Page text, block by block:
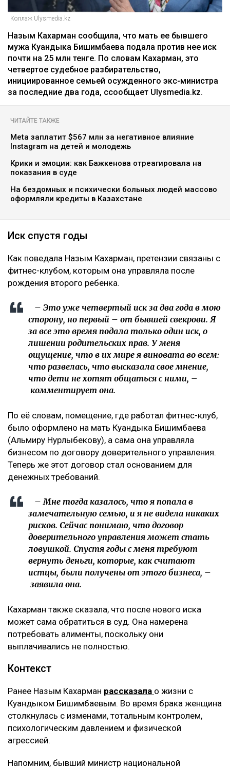
Коллаж Ulysmedia.kz
Назым Кахарман сообщила, что мать ее бывшего
мужа Куандыка Бишимбаева подала против нее иск
почти на 25 млн тенге. По словам Кахарман, это
четвертое судебное разбирательство,
инициированное семьей осужденного экс-министра
за последние два года, ссообщает Ulysmedia.kz.
ЧИТАЙТЕ ТАКЖЕ
Meta заплатит $567 млн за негативное влияние
Instagram на детей и молодежь
Крики и эмоции: как Бажкенова отреагировала на
показания в суде
На бездомных и психически больных людей массово
оформляли кредиты в Казахстане
Иск спустя годы
Как поведала Назым Кахарман, претензии связаны с
фитнес-клубом, которым она управляла после
рождения второго ребенка.
– Это уже четвертый иск за два года в мою
сторону, но первый – от бывшей свекрови. Я
за все это время подала только один иск, о
лишении родительских прав. У меня
ощущение, что в их мире я виновата во всем:
что развелась, что высказала свое мнение,
что дети не хотят общаться с ними, –
комментирует она.
По её словам, помещение, где работал фитнес-клуб,
было оформлено на мать Куандыка Бишимбаева
(Альмиру Нурлыбекову), а сама она управляла
бизнесом по договору доверительного управления.
Теперь же этот договор стал основанием для
денежных требований.
– Мне тогда казалось, что я попала в
замечательную семью, и я не видела никаких
рисков. Сейчас понимаю, что договор
доверительного управления может стать
ловушкой. Спустя годы с меня требуют
вернуть деньги, которые, как считают
истцы, были получены от этого бизнеса, –
заявила она.
Кахарман также сказала, что после нового иска
может сама обратиться в суд. Она намерена
потребовать алименты, поскольку они
выплачивались не полностью.
Контекст
Ранее Назым Кахарман рассказала о жизни с
Куандыком Бишимбаевым. Во время брака женщина
столкнулась с изменами, тотальным контролем,
психологическим давлением и физической
агрессией.
Напомним, бывший министр национальной